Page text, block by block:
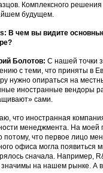
Комплексного
будущем.
В чем вы видите
Болотов: С нашей точки
с теми, что приняты в
нужно опираться на
иностранные вендоры
сами.
что иностранная
менеджмента. На моей
потому, что первое лицо
офиса могла появиться
сначала. Например,
значимы на нашем рынке. А